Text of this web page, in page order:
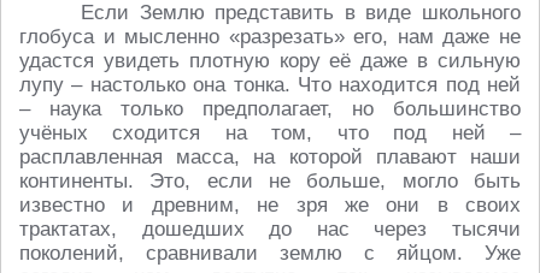
Если Землю представить в виде школьного
глобуса и мысленно «разрезать» его, нам даже не
удастся увидеть плотную кору её даже в сильную
лупу – настолько она тонка. Что находится под ней
– наука только предполагает, но большинство
учёных сходится на том, что под ней –
расплавленная масса, на которой плавают наши
континенты. Это, если не больше, могло быть
известно и древним, не зря же они в своих
трактатах, дошедших до нас через тысячи
поколений, сравнивали землю с яйцом. Уже